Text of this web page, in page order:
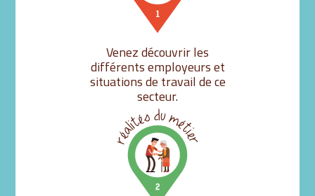
Venez découvrir les
différents employeurs et
situations de travail de ce
secteur.